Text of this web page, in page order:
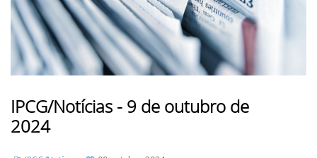
IPCG/Notícias - 9 de outubro de
2024